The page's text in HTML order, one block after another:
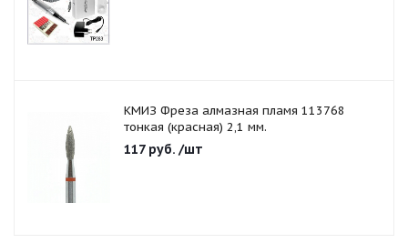
КМИЗ Фреза алмазная пламя 113768
тонкая (красная) 2,1 мм.
117руб. /шт